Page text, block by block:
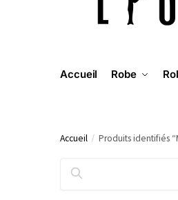
Accueil Robe
Accueil / Produits identifiés